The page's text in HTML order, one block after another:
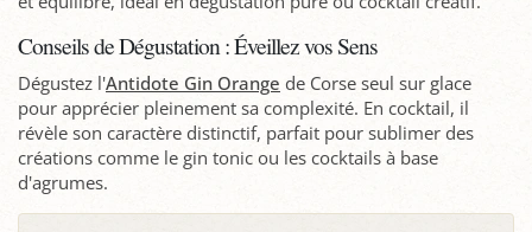
Conseils de Dégustation : Éveillez vos Sens
Dégustez l'Antidote Gin Orange de Corse seul sur glace
pour apprécier pleinement sa complexité. En cocktail, il
révèle son caractère distinctif, parfait pour sublimer des
créations comme le gin tonic ou les cocktails à base
d'agrumes.